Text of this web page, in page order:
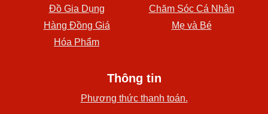
Đồ Gia Dụng
Chăm Sóc Cá Nhân
Hàng Đồng Giá
Mẹ và Bé
Hóa Phẩm
Thông tin
Phương thức thanh toán.